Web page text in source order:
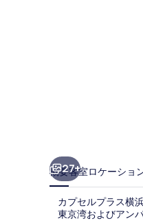
プ
セ
ル
27+
概要客室ロケーショ
カプセルプラス横
東京湾およびアン